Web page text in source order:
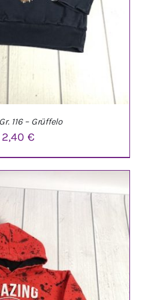
/ DETAILS
116 – Grüffelo
2,40€